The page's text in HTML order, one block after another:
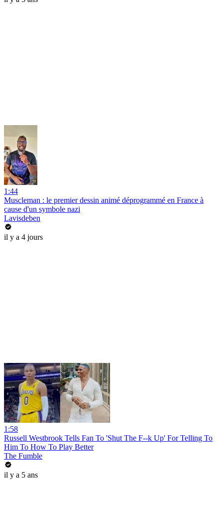
1:44
Muscleman : le premier dessin animé déprogrammé en France à
cause d'un symbole nazi
Lavisdeben
il y a 4 jours
1:58
Russell Westbrook Tells Fan To 'Shut The F--k Up' For Telling To
Him To How To Play Better
The Fumble
il y a 5 ans